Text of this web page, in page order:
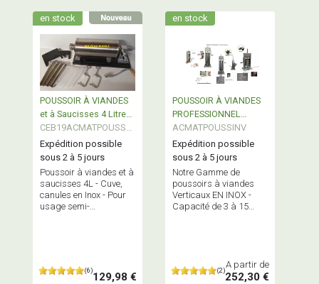
en stock
POUSSOIR À VIANDES
et à Saucisses 4 Litres
INOX
CEB19ACMATPOUSSW
N
Expédition possible
sous 2 à 5 jours
Poussoir à viandes et à
saucisses 4L - Cuve,
canules en Inox - Pour
usage semi-
(6)129,98 €
en stock
POUSSOIR À VIANDES
PROFESSIONNEL
MULTIFONCTION
Vertical - INOX
ACMATPOUSSINV
Expédition possible
sous 2 à 5 jours
Notre Gamme de
poussoirs à viandes
Verticaux EN INOX -
Capacité de 3 à 15
(2)
A partir de
252,30 €